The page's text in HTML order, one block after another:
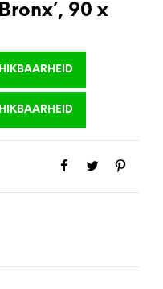
90 x